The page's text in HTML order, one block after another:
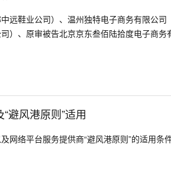
远鞋业公司）、温州独特电子商务有限公司
）、原审被告北京京东叁佰陆拾度电子商务
避风港原则”适用
络平台服务提供商“避风港原则”的适用条